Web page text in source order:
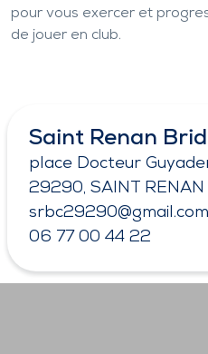
pour vous exercer et
de jouer en club.
Saint Renan
place Docteur
29290, SAINT RENAN
srbc29290@gmail.com
06 77 00 44 22